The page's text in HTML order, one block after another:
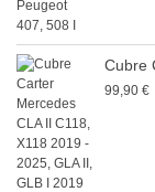
Cubre
99,90 €